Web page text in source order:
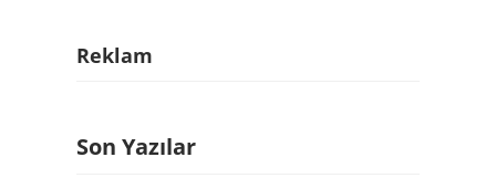
Reklam
Son Yazılar